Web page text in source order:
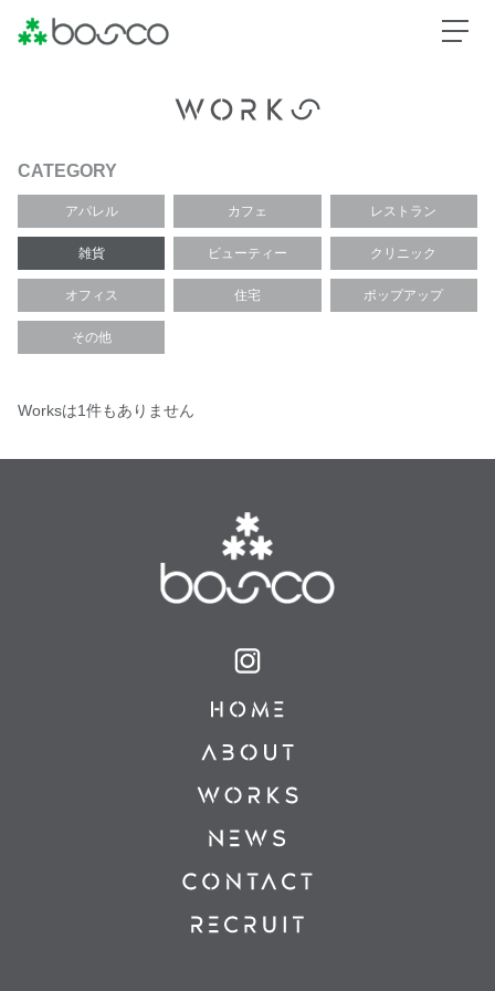
CATEGORY
アパレル カフェ レストラン
雑貨 ビューティー クリニック
オフィス 住宅 ポップアップ
その他
Worksは1件もありません